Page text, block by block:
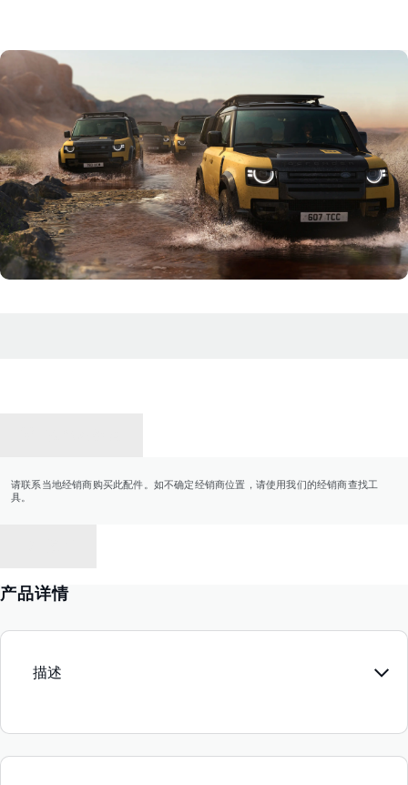
请联系当地经销商购买此配件。如不确定经销商位置，请使用我们的经销商查找工
具。
产品详情
描述